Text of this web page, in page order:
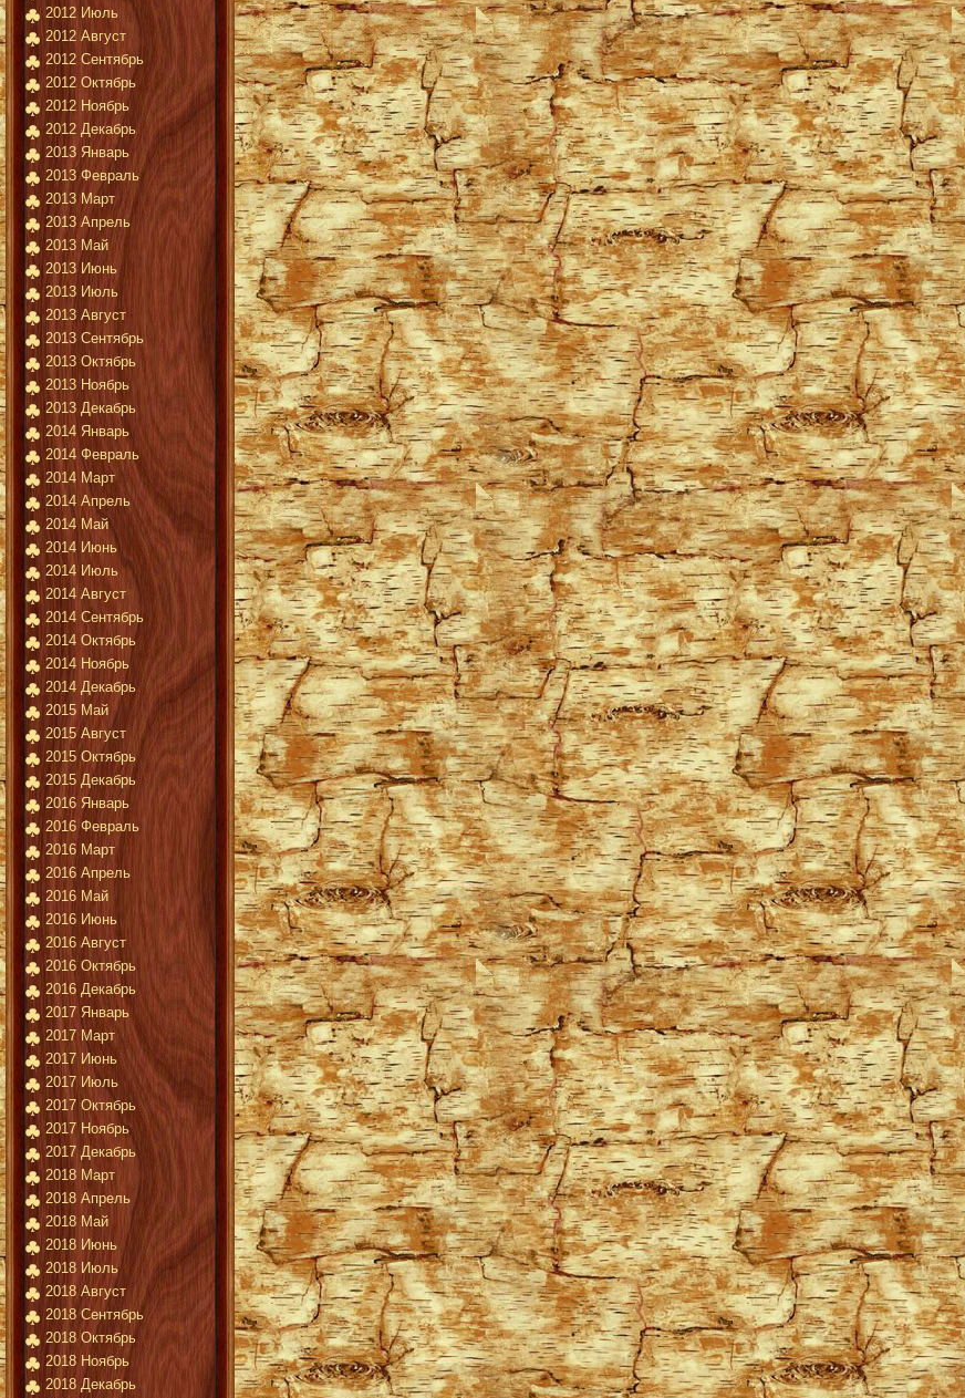
2012 Июль
2012 Август
2012 Сентябрь
2012 Октябрь
2012 Ноябрь
2012 Декабрь
2013 Январь
2013 Февраль
2013 Март
2013 Апрель
2013 Май
2013 Июнь
2013 Июль
2013 Август
2013 Сентябрь
2013 Октябрь
2013 Ноябрь
2013 Декабрь
2014 Январь
2014 Февраль
2014 Март
2014 Апрель
2014 Май
2014 Июнь
2014 Июль
2014 Август
2014 Сентябрь
2014 Октябрь
2014 Ноябрь
2014 Декабрь
2015 Май
2015 Август
2015 Октябрь
2015 Декабрь
2016 Январь
2016 Февраль
2016 Март
2016 Апрель
2016 Май
2016 Июнь
2016 Август
2016 Октябрь
2016 Декабрь
2017 Январь
2017 Март
2017 Июнь
2017 Июль
2017 Октябрь
2017 Ноябрь
2017 Декабрь
2018 Март
2018 Апрель
2018 Май
2018 Июнь
2018 Июль
2018 Август
2018 Сентябрь
2018 Октябрь
2018 Ноябрь
2018 Декабрь